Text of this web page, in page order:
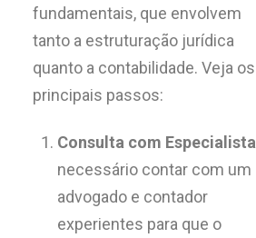
fundamentais, que envolvem
tanto a estruturação jurídica
quanto a contabilidade. Veja os
principais passos:
Consulta com Especialista
necessário contar com um
advogado e contador
experientes para que o